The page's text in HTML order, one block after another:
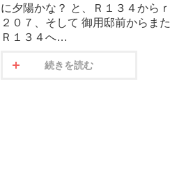
に夕陽かな？ と、Ｒ１３４からｒ
２０７、そして 御用邸前からまた
Ｒ１３４へ…
続きを読む